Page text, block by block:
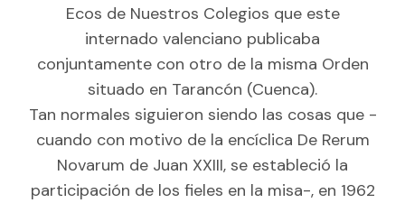
Ecos de Nuestros Colegios que este
internado valenciano publicaba
conjuntamente con otro de la misma Orden
situado en Tarancón (Cuenca).
Tan normales siguieron siendo las cosas que -
cuando con motivo de la encíclica De Rerum
Novarum de Juan XXIII, se estableció la
participación de los fieles en la misa-, en 1962